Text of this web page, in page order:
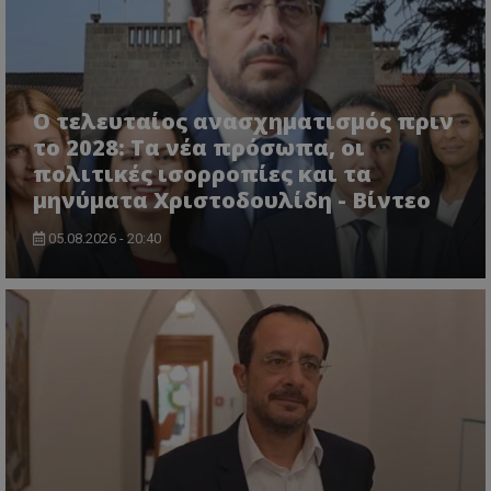
Ο τελευταίος ανασχηματισμός πριν
το 2028: Τα νέα πρόσωπα, οι
πολιτικές ισορροπίες και τα
μηνύματα Χριστοδουλίδη - Βίντεο
05.08.2026 - 20:40
VISITOR_PRIVACY_METADATA
YouTube
.youtube.com